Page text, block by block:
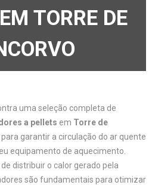
TORRE DE
uma seleção completa de
a pellets em Torre de
garantir a circulação do ar quente
equipamento de aquecimento.
distribuir o calor gerado pela
são fundamentais para otimizar